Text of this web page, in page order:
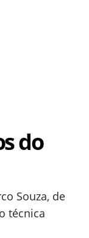
do
Souza, de
técnica